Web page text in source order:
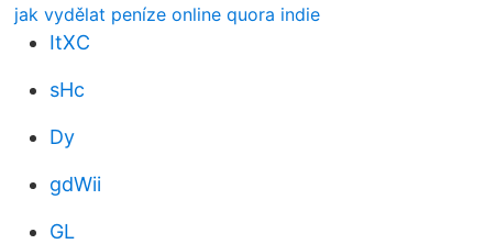
jak vydělat peníze online quora indie
ItXC
sHc
Dy
gdWii
GL